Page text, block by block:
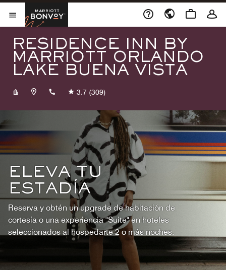
Skip to Content
Abrir el menú
Marriott Bonvoy
RESIDENCE INN BY
MARRIOTT ORLANDO
LAKE BUENA VISTA
+14074650075
3.7 (309)
ELEVA TU
ESTADÍA
Reserva y obtén un upgrade de habitación de
cortesía o una experiencia "Suite" en hoteles
seleccionados al hospedarte 2 o más noches.